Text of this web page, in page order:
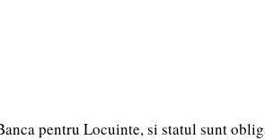
pentru Locuinte, si statul sunt